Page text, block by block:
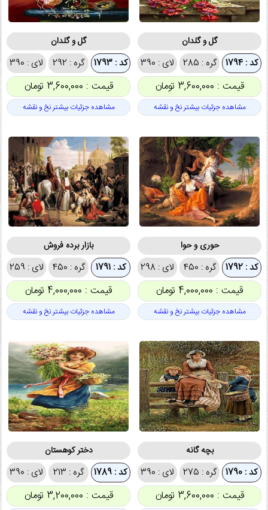
گل و گلدان
کد : 1794 گره : 285 لای : 390
قیمت : 3,600,000 تومان
مشاهده جزئیات بیشتر نخ و نقشه
گل و گلدان
کد : 1793 گره : 292 لای : 390
قیمت : 3,600,000 تومان
مشاهده جزئیات بیشتر نخ و نقشه
حوری و حوا
کد : 1792 گره : 450 لای : 298
قیمت : 4,000,000 تومان
مشاهده جزئیات بیشتر نخ و نقشه
بازار برده فروش
کد : 1791 گره : 450 لای : 259
قیمت : 4,000,000 تومان
مشاهده جزئیات بیشتر نخ و نقشه
بچه گانه
کد : 1790 گره : 275 لای : 390
قیمت : 3,600,000 تومان
دختر کوهستان
کد : 1789 گره : 213 لای : 390
قیمت : 3,200,000 تومان